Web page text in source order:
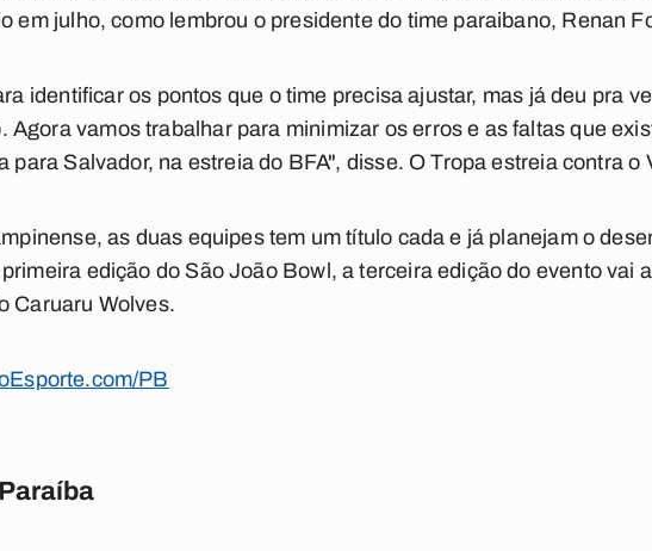
em julho, como lembrou o presidente do time paraibano, Renan
identificar os pontos que o time precisa ajustar, mas já deu pra
Agora vamos trabalhar para minimizar os erros e as faltas que
para Salvador, na estreia do BFA", disse. O Tropa estreia contra o
as duas equipes tem um título cada e já planejam o
edição do São João Bowl, a terceira edição do evento vai
Caruaru Wolves.
PB